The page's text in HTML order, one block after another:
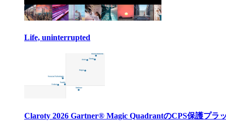
Life, uninterrupted
Claroty 2026 Gartner® Magic QuadrantのCPS保護プラ